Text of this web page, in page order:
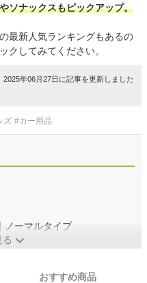
ソナックスもピックアップ。
最新人気ランキングもあるの
クしてみてください。
年06月27日に記事を更新しました
ズ #カー用品
ノーマルタイプ
おすすめ商品